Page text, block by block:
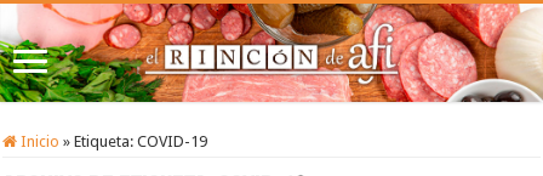
Inicio » Etiqueta:COVID-19